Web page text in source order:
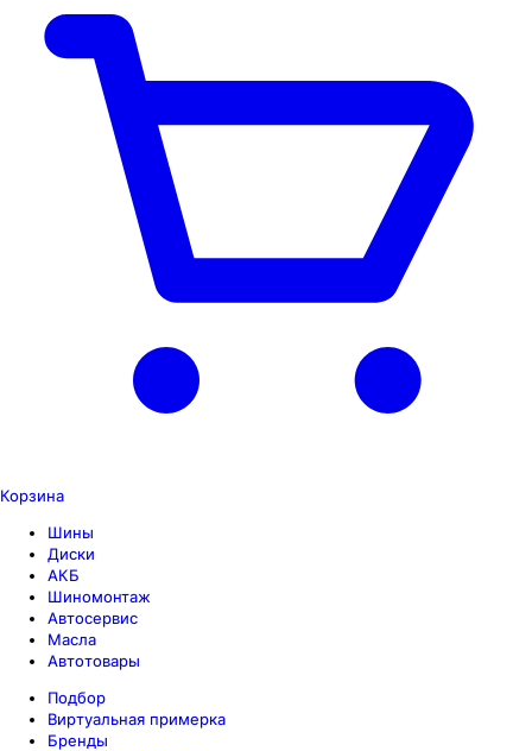
Корзина
Шины
Диски
АКБ
Шиномонтаж
Автосервис
Масла
Автотовары
Подбор
Виртуальная примерка
Бренды